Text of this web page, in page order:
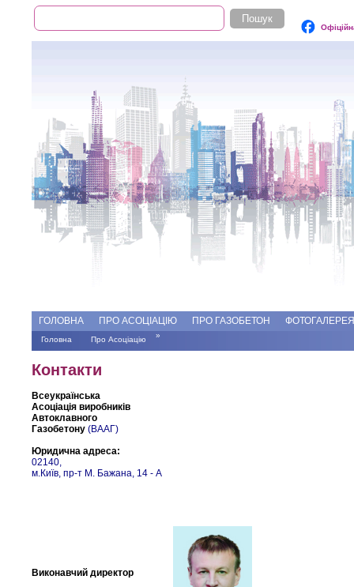
Пошукова форма
Пошук
ГОЛОВНА ПРО АСОЦІАЦІЮ ПРО ГАЗОБЕТОН ФОТОГАЛЕРЕЯ
Ви є тут
Головна »
Про Асоціацію
Контакти
Всеукраїнська
Асоціація виробників
Автоклавного
Газобетону (ВААГ)
Юридична адреса:
02140,
м.Київ, пр-т М. Бажана, 14 - A
Виконавчий директор